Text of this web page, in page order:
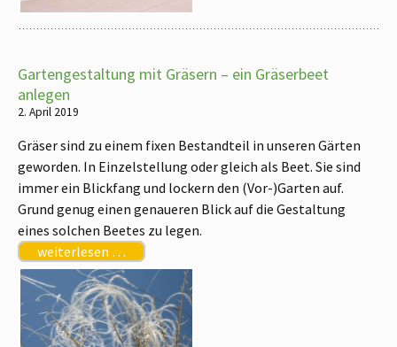
Gartengestaltung mit Gräsern – ein Gräserbeet
anlegen
2. April 2019
Gräser sind zu einem fixen Bestandteil in unseren Gärten
geworden. In Einzelstellung oder gleich als Beet. Sie sind
immer ein Blickfang und lockern den (Vor-)Garten auf.
Grund genug einen genaueren Blick auf die Gestaltung
eines solchen Beetes zu legen.
weiterlesen …